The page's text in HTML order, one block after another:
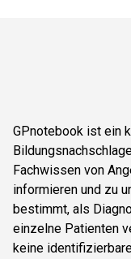
GPnotebook ist ein
Fachwissen von
informieren und zu
bestimmt, als
einzelne Patienten
keine